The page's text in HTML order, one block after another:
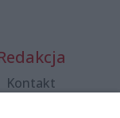
Kontakt